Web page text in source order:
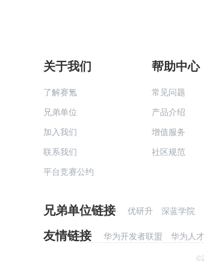
关于我们
了解赛氪
兄弟单位
加入我们
联系我们
平台竞赛公约
帮助中心
常见问题
产品介绍
增值服务
社区规范
兄弟单位链接 优研升 深蓝学院
友情链接 华为开发者联盟 华为人
©